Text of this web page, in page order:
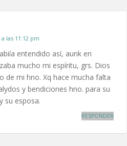
las 11:12 pm
entendido así, aunk en
mucho mi espíritu, grs. Dios
de mi hno. Xq hace mucha falta
y bendiciones hno. para su
su esposa.
RESPONDER